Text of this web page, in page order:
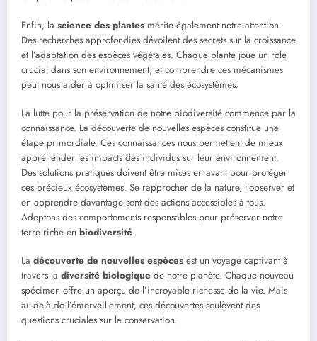
Enfin, la science des plantes mérite également notre attention.
Des recherches approfondies dévoilent des secrets sur la croissance
et l’adaptation des espèces végétales. Chaque plante joue un rôle
crucial dans son environnement, et comprendre ces mécanismes
peut nous aider à optimiser la santé des écosystèmes.
La lutte pour la préservation de notre biodiversité commence par la
connaissance. La découverte de nouvelles espèces constitue une
étape primordiale. Ces connaissances nous permettent de mieux
appréhender les impacts des individus sur leur environnement.
Des solutions pratiques doivent être mises en avant pour protéger
ces précieux écosystèmes. Se rapprocher de la nature, l’observer et
en apprendre davantage sont des actions accessibles à tous.
Adoptons des comportements responsables pour préserver notre
terre riche en biodiversité.
La découverte de nouvelles espèces est un voyage captivant à
travers la diversité biologique de notre planète. Chaque nouveau
spécimen offre un aperçu de l’incroyable richesse de la vie. Mais
au-delà de l’émerveillement, ces découvertes soulèvent des
questions cruciales sur la conservation.